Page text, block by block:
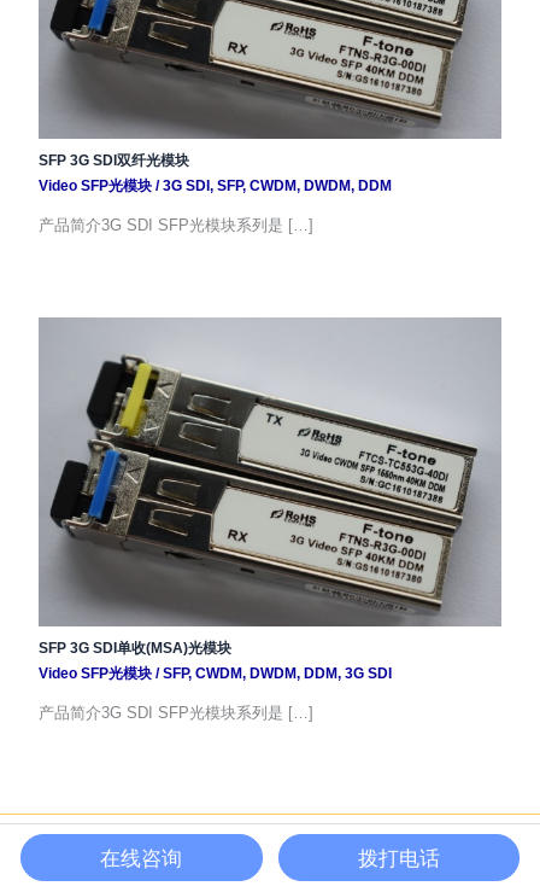
SFP 3G SDI双纤光模块
Video SFP光模块/3G SDI , SFP, CWDM, DWDM, DDM
产品简介3G SDI SFP光模块系列是 […]
SFP 3G SDI单收(MSA)光模块
Video SFP光模块/SFP, CWDM, DWDM, DDM, 3G SDI
产品简介3G SDI SFP光模块系列是 […]
Copyright © 2026 | 全球光电芯片_光电器件_光电模块_光电通信系统产品领
导者 | 成都北亿纤通科技有限公司 | 网站备案号:蜀ICP备12009917号|
在线咨询 拨打电话